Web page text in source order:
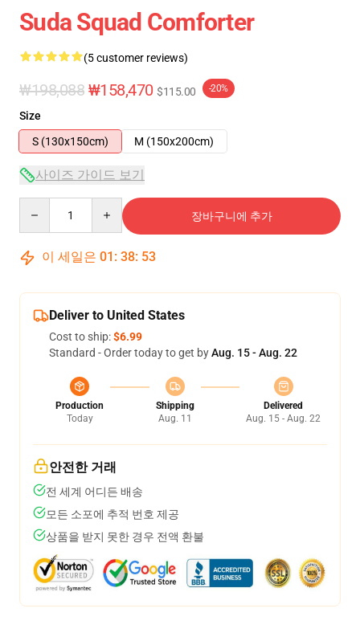
Suda Squad Comforter
(5 customer reviews)
₩198,088 ₩158,470 $115.00 -20%
Size
S (130x150cm)
M (150x200cm)
사이즈 가이드 보기
장바구니에 추가
이 세일은 01 : 38: 53
Deliver to United States
Cost to ship:$6.99
Standard - Order today to get byAug. 15 - Aug. 22
Production
Today
Shipping
Aug. 11
Delivered
Aug. 15 - Aug. 22
안전한 거래
전 세계 어디든 배송
모든 소포에 추적 번호 제공
상품을 받지 못한 경우 전액 환불